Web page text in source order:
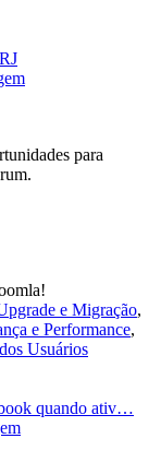
para
e Migração,
e Performance,
Usuários
quando ativ…